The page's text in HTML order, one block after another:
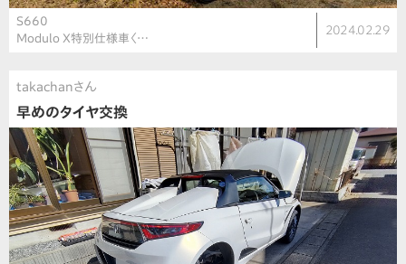
S660
Modulo X特別仕様車〈…
2024.02.29
takachanさん
早めのタイヤ交換